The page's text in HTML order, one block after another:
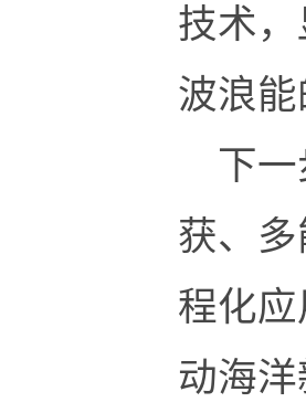
技术
波浪
下
获、
程化
动海